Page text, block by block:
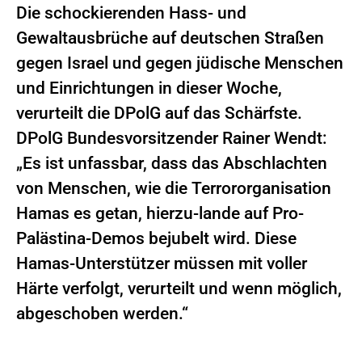
Die schockierenden Hass- und
Gewaltausbrüche auf deutschen Straßen
gegen Israel und gegen jüdische Menschen
und Einrichtungen in dieser Woche,
verurteilt die DPolG auf das Schärfste.
DPolG Bundesvorsitzender Rainer Wendt:
„Es ist unfassbar, dass das Abschlachten
von Menschen, wie die Terrororganisation
Hamas es getan, hierzu-lande auf Pro-
Palästina-Demos bejubelt wird. Diese
Hamas-Unterstützer müssen mit voller
Härte verfolgt, verurteilt und wenn möglich,
abgeschoben werden.“